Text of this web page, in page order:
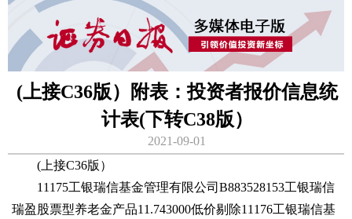
(上接C36版）附表：投资者报价信息统
计表(下转C38版）
2021-09-01
(上接C36版）
11175工银瑞信基金管理有限公司B883528153工银瑞信
瑞盈股票型养老金产品11.743000低价剔除11176工银瑞信基